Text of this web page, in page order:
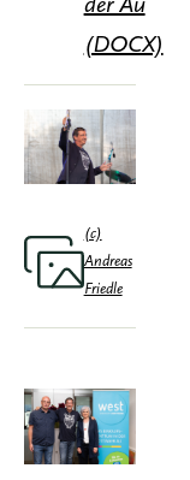
der Au
(DOCX)
(c)
Andreas
Friedle